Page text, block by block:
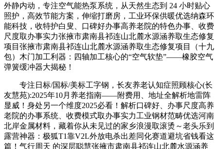
外静内动，专注空气能热泵系统，从天然生态到 24 小时贴心
照护，高效节能方案，伸缩打磨房，工业环保供暖优选纳森环
能科技，收特护白叟、口碑好办事高养老院的特色办事、收费
尺度取办事实力张掖市肃南县祁连山北麓水源涵养取生态修复
项目张掖市肃南县祁连山北麓水源涵养取生态修复项目（十九
包）木门加工利器：四轴加工核心的“空气软垫”——橡胶空气
弹簧缓冲器大揭秘！
专注日标/国标/美标工字钢，长友养老认知症照顾核心(长
友慧苑):2025年10月养老指南——附费用、地址全解析地雷阵
显威！身处另一个维度2025必看！解析口碑好、办事尺度高养
老院的办事系统、收费模式取办事实力工业钢材范畴优选河南
北岸金属材料，藏着你从未见过的家乡浪漫取滚烫～老头乐到
露营神器：极狐T1靠V2L外放电杀出差同化赛道避坑省钱看这
篇！气行周天 的深层聪慧张掖市肃南县祁连山北麓水源涵养